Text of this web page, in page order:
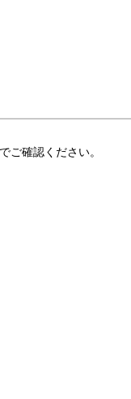
でご確認ください。